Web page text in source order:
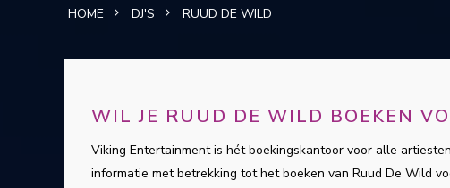
HOME DJ'S RUUD DE WILD
WIL JE RUUD DE WILD BOEKEN
Viking Entertainment is hét boekingskantoor voor alle
informatie met betrekking tot het boeken van Ruud De Wild